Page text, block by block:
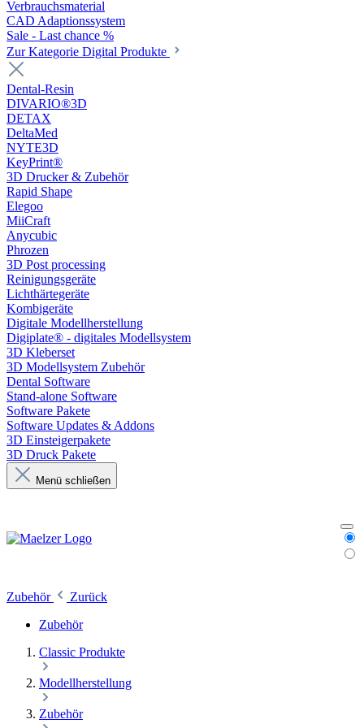
Verbrauchsmaterial
CAD Adaptionssystem
Sale - Last chance %
Zur Kategorie Digital Produkte
Dental-Resin
DIVARIO®3D
DETAX
DeltaMed
NYTE3D
KeyPrint®
3D Drucker & Zubehör
Rapid Shape
Elegoo
MiiCraft
Anycubic
Phrozen
3D Post processing
Reinigungsgeräte
Lichthärtegeräte
Kombigeräte
Digitale Modellherstellung
Digiplate® - digitales Modellsystem
3D Kleberset
3D Modellsystem Zubehör
Dental Software
Stand-alone Software
Software Pakete
Software Updates & Addons
3D Einsteigerpakete
3D Druck Pakete
Menü schließen
Zubehör
Zurück
Zubehör
Classic Produkte
Modellherstellung
Zubehör